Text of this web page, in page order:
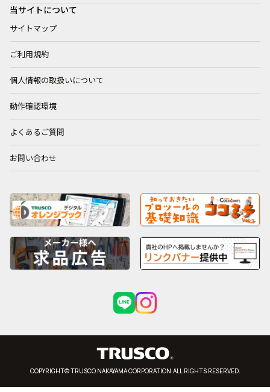
当サイトについて
サイトマップ
ご利用規約
個人情報の取扱いについて
動作確認環境
よくあるご質問
お問い合わせ
COPYRIGHT© TRUSCO NAKAYAMA CORPORATION.ALL RIGHTS RESERVED.